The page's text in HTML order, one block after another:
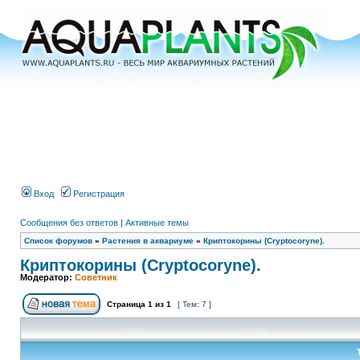
Вход Регистрация
Сообщения без ответов | Активные темы
Список форумов » Растения в аквариуме » Криптокорины (Cryptocoryne).
Криптокорины (Cryptocoryne).
Модератор: Советник
Страница 1 из 1 [ Тем: 7 ]